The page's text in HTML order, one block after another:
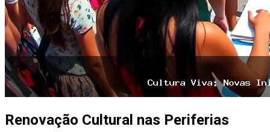
Renovação Cultural nas Periferias